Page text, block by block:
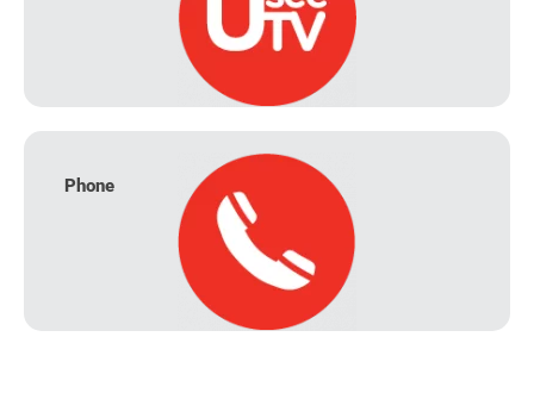
Phone